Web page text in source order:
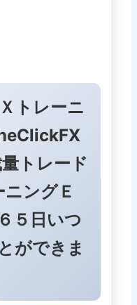
トレーニ
トレード
ングＥ
５日いつ
ができま